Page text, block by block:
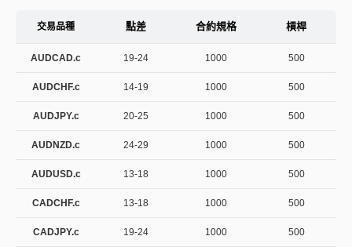
交易品種 點差 合約規格 槓桿
AUDCAD.c 19-24 1000 500
AUDCHF.c 14-19 1000 500
AUDJPY.c 20-25 1000 500
AUDNZD.c 24-29 1000 500
AUDUSD.c 13-18 1000 500
CADCHF.c 13-18 1000 500
CADJPY.c 19-24 1000 500